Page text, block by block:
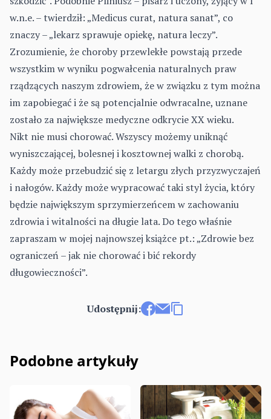
w.n.e. – twierdził: „Medicus curat, natura sanat”, co
znaczy – „lekarz sprawuje opiekę, natura leczy”.
Zrozumienie, że choroby przewlekłe powstają przede
wszystkim w wy­niku pogwałcenia naturalnych praw
rządzących naszym zdrowiem, że w związku z tym można
im zapobiegać i że są potencjalnie odwracalne, uznane
zostało za największe medyczne odkrycie XX wieku.
Nikt nie musi chorować. Wszyscy możemy uniknąć
wyniszczającej, bo­lesnej i kosztownej walki z chorobą.
Każdy może przebudzić się z letargu złych przyzwyczajeń
i nałogów. Każdy może wypracować taki styl życia, który
będzie największym sprzymierzeńcem w zachowaniu
zdrowia i wi­talności na długie lata. Do tego właśnie
zapraszam w mojej najnowszej książce pt.:„Zdrowie bez
ograniczeń – jak nie chorować i bić rekordy
długowieczności”.
Udostępnij:
Podobne artykuły